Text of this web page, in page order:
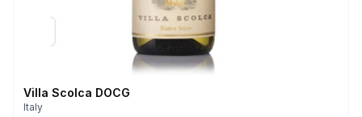
Villa Scolca DOCG
Italy